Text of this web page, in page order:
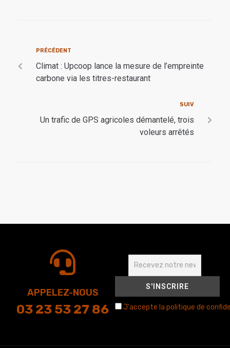
PRÉCÉDENT
Climat : Upcoop lance la mesure de l’empreinte
carbone via les titres-restaurant
SUIV
Un trafic de GPS agricoles démantelé, trois
voleurs arrêtés
APPELEZ-NOUS
03 23 53 27 86 J'accepte la politique de